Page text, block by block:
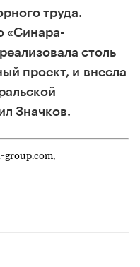
труда.
«Синара-
столь
проект, и внесла
Значков.
group.com,